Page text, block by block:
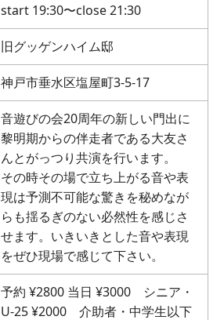
start 19:30〜close 21:30
旧グッゲンハイム邸
神戸市垂水区塩屋町3-5-17
音遊びの会20周年の新しい門出に
黎明期からの伴走者である大友さ
んとがっつり共演を行います。
その時その場で立ち上がる音や表
現は予測不可能な驚きを秘めなが
らも揺るぎのない必然性を感じさ
せます。いきいきとした音や表現
をぜひ現場で感じて下さい。
予約 ¥2800 当日 ¥3000 シニア・
U-25 ¥2000 介助者・中学生以下